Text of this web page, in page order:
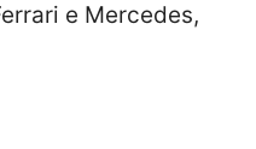
e Mercedes,